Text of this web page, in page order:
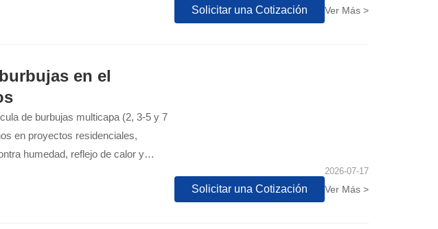
Solicitar una Cotización Ver Más >
en el
de burbujas multicapa (2, 3-5 y 7
en proyectos residenciales,
humedad, reflejo de calor y
2026-07-17
Solicitar una Cotización Ver Más >